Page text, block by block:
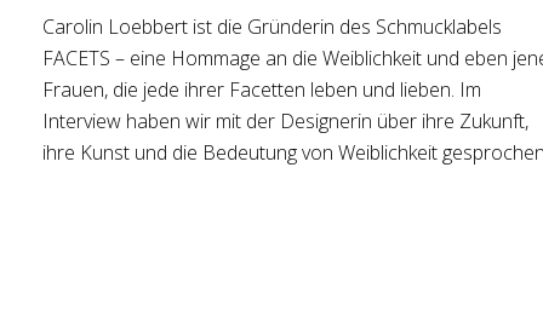
Carolin Loebbert ist die Gründerin des Schmucklabels
FACETS – eine Hommage an die Weiblichkeit und eben
Frauen, die jede ihrer Facetten leben und lieben. Im
Interview haben wir mit der Designerin über ihre Zukunft,
ihre Kunst und die Bedeutung von Weiblichkeit